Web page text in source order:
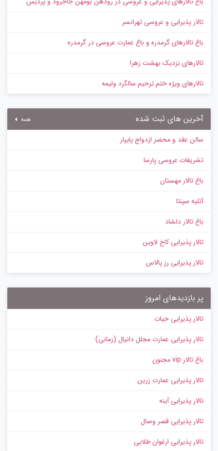
تالار پذیرایی و عروسی تهرانسر
باغ تالارهای گرمدره و باغ عمارت عروسی در گرمدره
تالارهای نزدیک بهشت زهرا
تالارهای ویژه ختم ترحیم سالگرد ولیمه
آخرین های ثبت شده همه
سالن عقد و محضر ازدواج پایپار
تشریفات عروسی پارسا
باغ تالار مهستان
آتلیه سپنتا
باغ تالار دلشاد
تالار پذیرایی کاخ لاوین
تالار پذیرایی رز پالاس
پر بازدیدهای امروز
تالار پذیرایی حیات
تالار پذیرایی عمارت مجلل دانیال (زمانی)
باغ تالار vip مجنون
تالار پذیرایی عمارت زرین
تالار پذیرایی آینه
تالار پذیرایی قصر وصال
تالار پذیرایی ارغوان طلایی